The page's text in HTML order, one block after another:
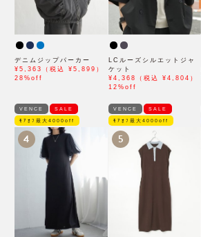
デニムジップパーカー
¥5,363（税込 ¥5,899）
28%off
LCルーズシルエットジャ
ケット
¥4,368（税込 ¥4,804）
12%off
VENCE SALE
ﾓｱｵﾌ最大4000off
4
VENCE SALE
ﾓｱｵﾌ最大4000off
5